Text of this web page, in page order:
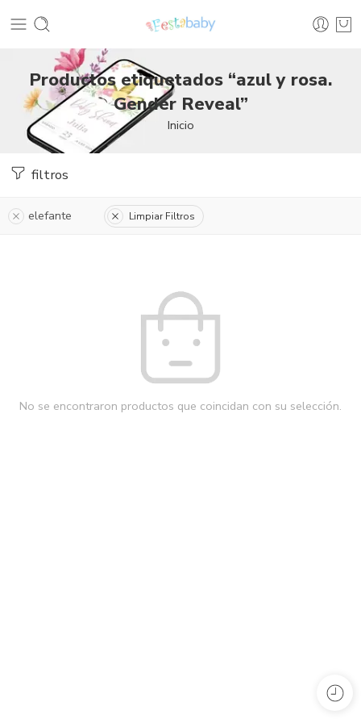
Productos etiquetados “azul y rosa.
Gender Reveal”
Inicio
filtros
elefante Limpiar Filtros
No se encontraron productos que coincidan con su selección.